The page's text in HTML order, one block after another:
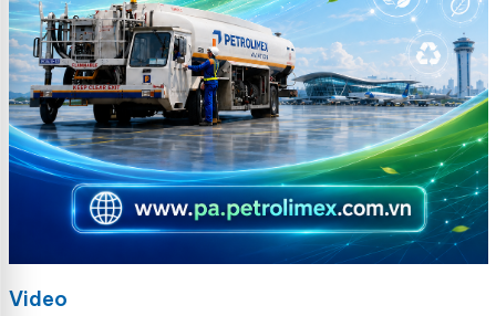
Video